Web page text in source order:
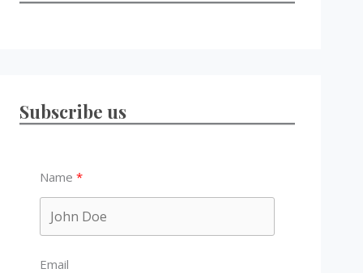
Subscribe us
Name
Email